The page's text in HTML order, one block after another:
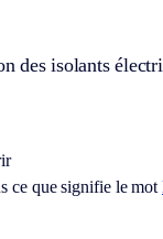
isolants
ce que signifie le mot